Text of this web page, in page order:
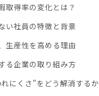
取得率の変化とは？
い社員の特徴と背景
生産性を高める理由
る企業の取り組み方
にくさ”をどう解消するか